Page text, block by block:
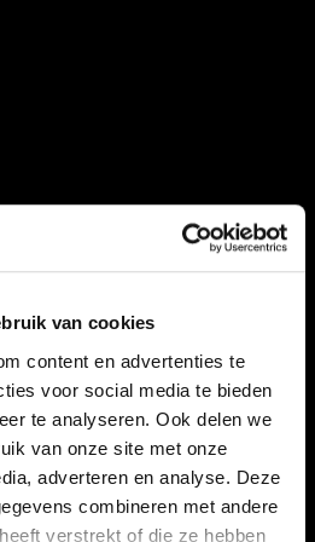
van cookies
content en advertenties te
voor social media te bieden
te analyseren. Ook delen we
van onze site met onze
adverteren en analyse. Deze
combineren met andere
verstrekt of die ze hebben